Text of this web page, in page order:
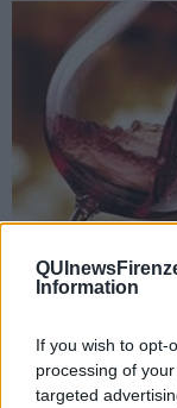
Information
If you wish to opt-
processing of
targeted
Scoperto dalla
internazionale del
400.000 euro al mese